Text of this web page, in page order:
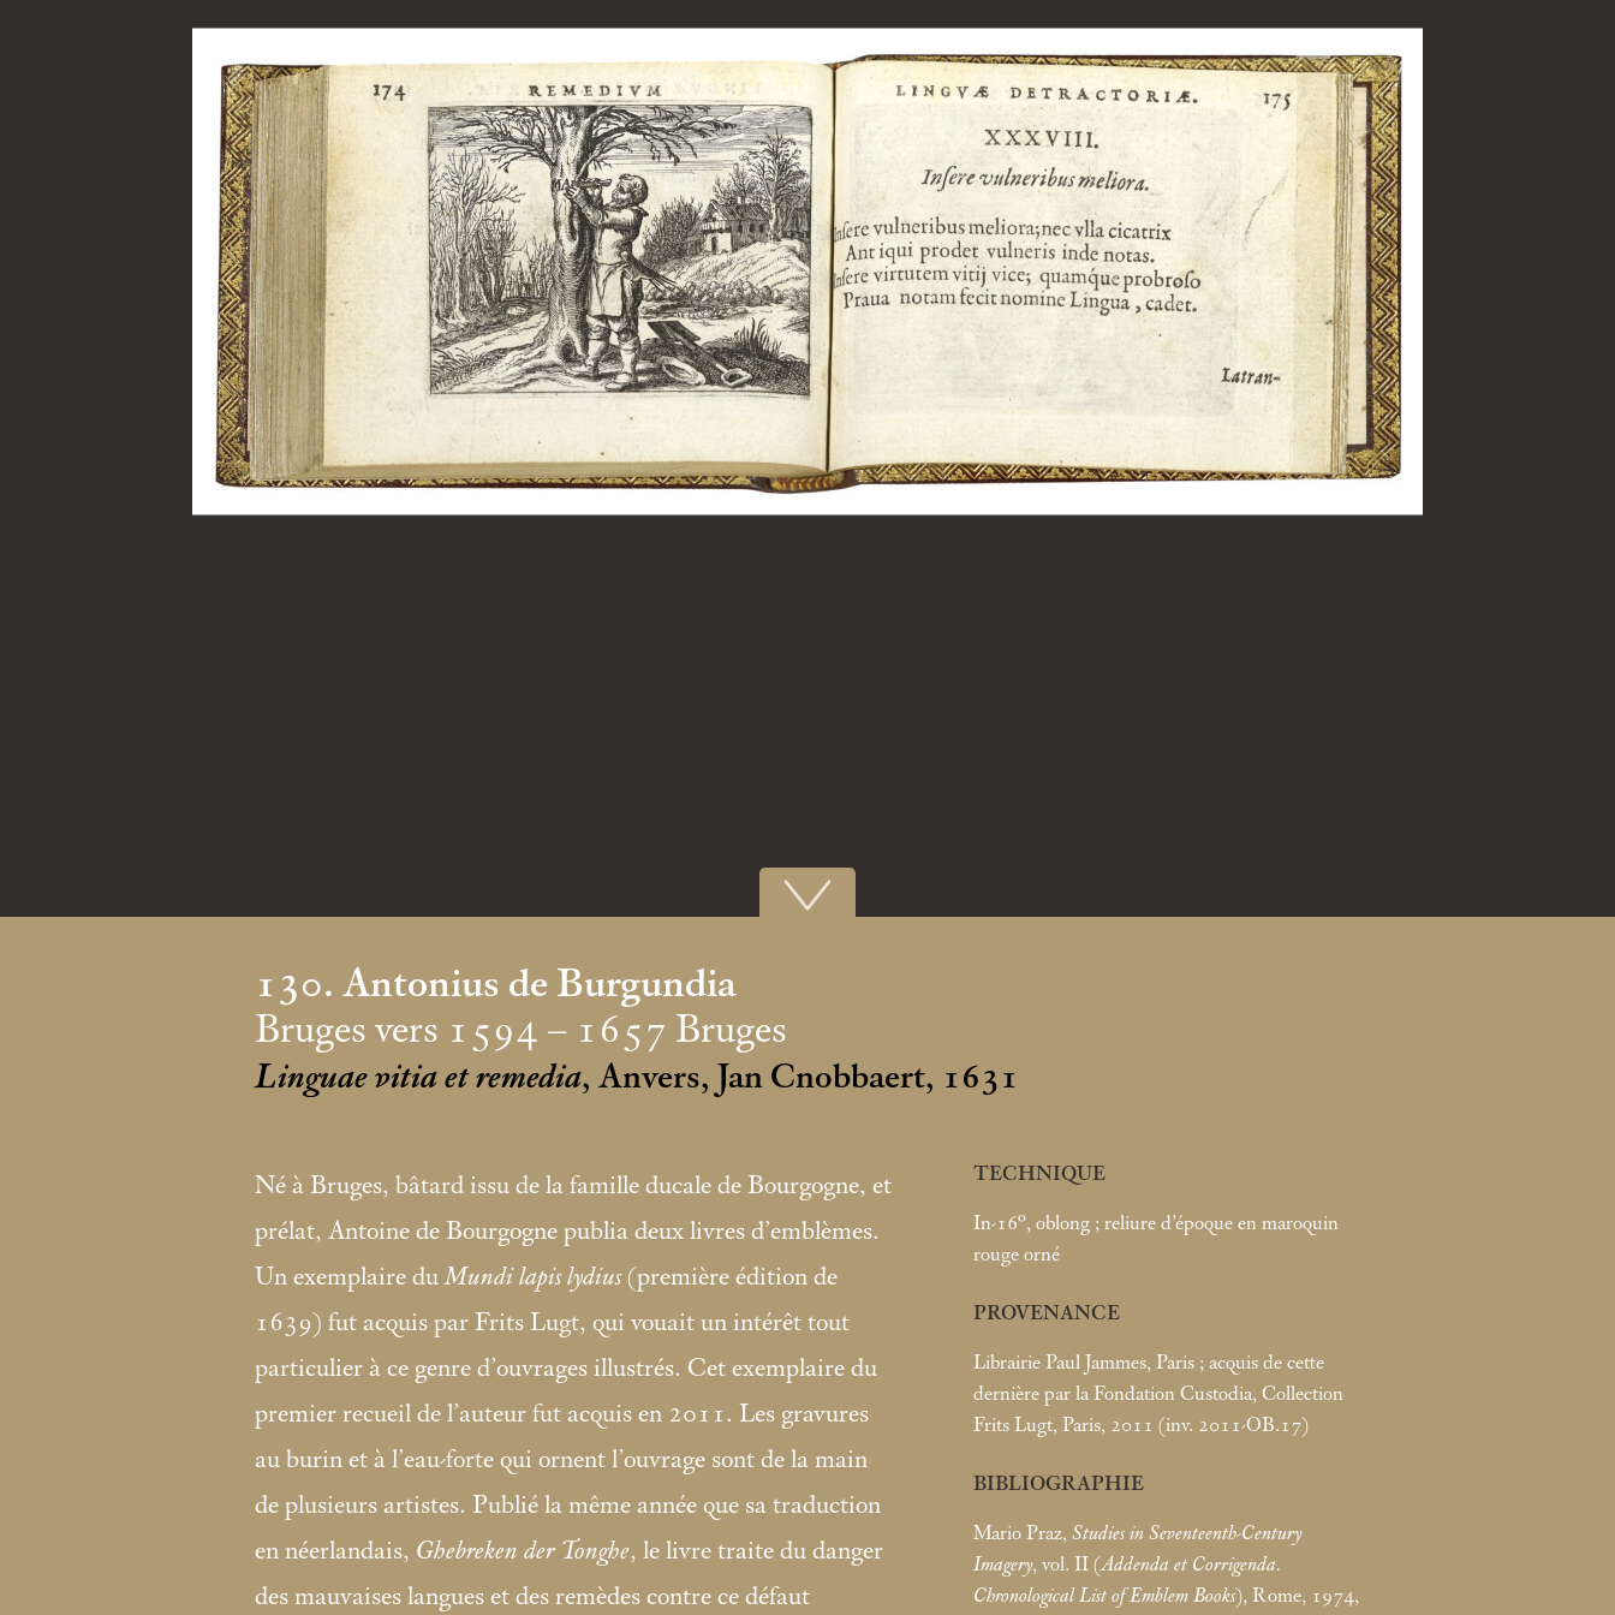
130. Antonius de Burgundia
Bruges vers 1594 – 1657 Bruges
Linguae vitia et remedia, Anvers, Jan Cnobbaert, 1631
Né à Bruges, bâtard issu de la famille ducale de Bourgogne, et
prélat, Antoine de Bourgogne publia deux livres d’emblèmes.
Un exemplaire duMundi lapis lydius(première édition de
1639) fut acquis par Frits Lugt, qui vouait un intérêt tout
particulier à ce genre d’ouvrages illustrés. Cet exemplaire du
premier recueil de l’auteur fut acquis en 2011. Les gravures
au burin et à l’eau-forte qui ornent l’ouvrage sont de la main
de plusieurs artistes. Publié la même année que sa traduction
en néerlandais, Ghebreken der Tonghe, le livre traite du danger
des mauvaises langues et des remèdes contre ce défaut
TECHNIQUE
In-16°, oblong ; reliure d’époque en maroquin
rouge orné
PROVENANCE
Librairie Paul Jammes, Paris ; acquis de cette
dernière par la Fondation Custodia, Collection
Frits Lugt, Paris, 2011 (inv. 2011-OB.17)
BIBLIOGRAPHIE
Mario Praz, Studies in Seventeenth-Century
Imagery, vol. II (Addenda et Corrigenda.
Chronological List of Emblem Books), Rome, 1974,